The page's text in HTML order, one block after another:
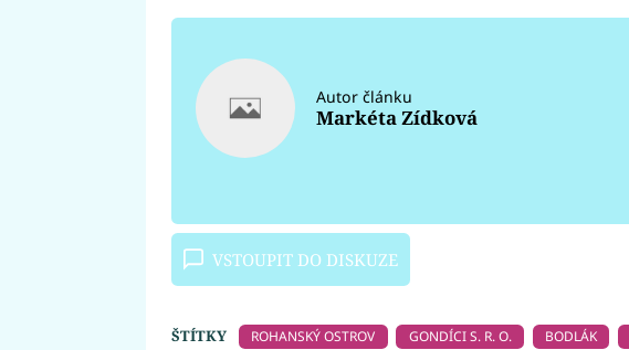
Autor článku
Markéta Zídková
VSTOUPIT DO DISKUZE
ŠTÍTKY ROHANSKÝ OSTROV GONDÍCI S. R. O. BODLÁK